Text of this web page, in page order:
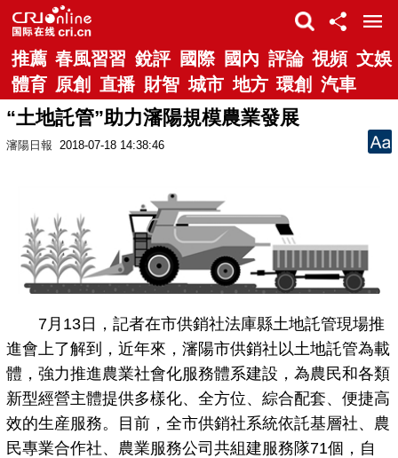
推薦 春風習習 銳評 國際 國內 評論 視頻 文娛
體育 原創 直播 財智 城市 地方 環創 汽車
“土地託管”助力瀋陽規模農業發展
瀋陽日報 2018-07-18 14:38:46
7月13日，記者在市供銷社法庫縣土地託管現場推
進會上了解到，近年來，瀋陽市供銷社以土地託管為載
體，強力推進農業社會化服務體系建設，為農民和各類
新型經營主體提供多樣化、全方位、綜合配套、便捷高
效的生産服務。目前，全市供銷社系統依託基層社、農
民專業合作社、農業服務公司共組建服務隊71個，自